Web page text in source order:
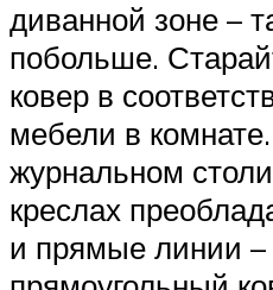
диванной зоне –
побольше.
ковер в
мебели в
журнальном
креслах
и прямые линии –